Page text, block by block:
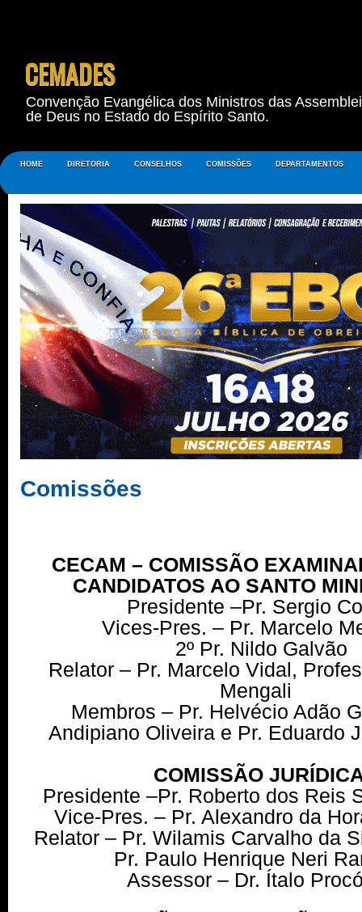
CEMADES
Convenção Evangélica dos Ministros das
de Deus no Estado do Espírito Santo.
HOME DIRETORIA CONSELHOS COMISSÕES DEPARTAMENTOS
Comissões
CECAM – COMISSÃO
CANDIDATOS AO SANTO
Presidente –Pr. Sergio
Vices-Pres. – Pr. Marcelo
2º Pr. Nildo Galvão
Relator – Pr. Marcelo Vidal,
Mengali
Membros – Pr. Helvécio Adão
Andipiano Oliveira e Pr. Eduardo
COMISSÃO
Presidente –Pr. Roberto dos Reis
Vice-Pres. – Pr. Alexandro da
Relator – Pr. Wilamis Carvalho da
Pr. Paulo Henrique Neri
Assessor – Dr. Ítalo